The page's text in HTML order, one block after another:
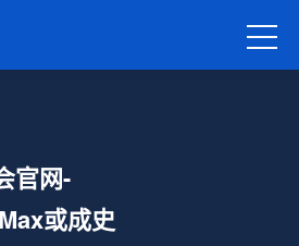
官网-
或成史